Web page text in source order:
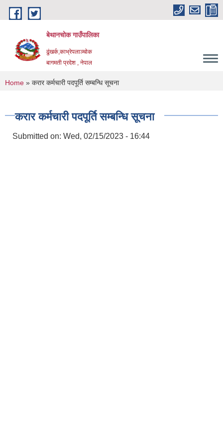
Skip to main content
बेथानचोक गाउँपालिका
ढुंखर्क,काभ्रेपलाञ्चाेक
बागमती प्रदेश , नेपाल
You are here
Home » करार कर्मचारी पदपूर्ति सम्बन्धि सूचना
करार कर्मचारी पदपूर्ति सम्बन्धि सूचना
Submitted on: Wed, 02/15/2023 - 16:44